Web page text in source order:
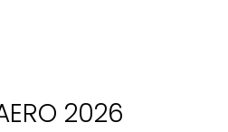
2026